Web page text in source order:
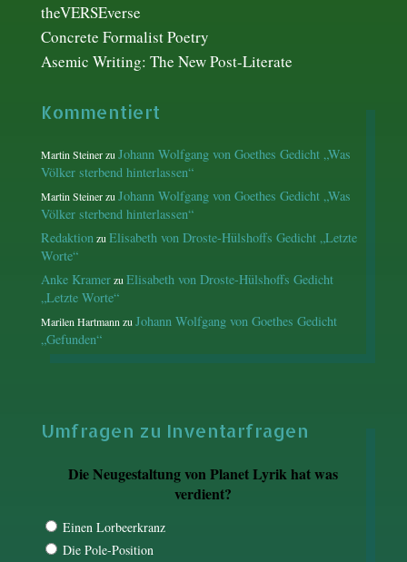
theVERSEverse
Concrete Formalist Poetry
Asemic Writing: The New Post-Literate
Kommentiert
Martin SteinerzuJohann Wolfgang von Goethes Gedicht „Was
Völker sterbend hinterlassen“
Martin SteinerzuJohann Wolfgang von Goethes Gedicht „Was
Völker sterbend hinterlassen“
RedaktionzuElisabeth von Droste-Hülshoffs Gedicht „Letzte
Worte“
Anke KramerzuElisabeth von Droste-Hülshoffs Gedicht
„Letzte Worte“
Marilen HartmannzuJohann Wolfgang von Goethes Gedicht
„Gefunden“
Umfragen zu Inventarfragen
Die Neugestaltung von Planet Lyrik hat was
verdient?
Einen Lorbeerkranz
Die Pole-Position